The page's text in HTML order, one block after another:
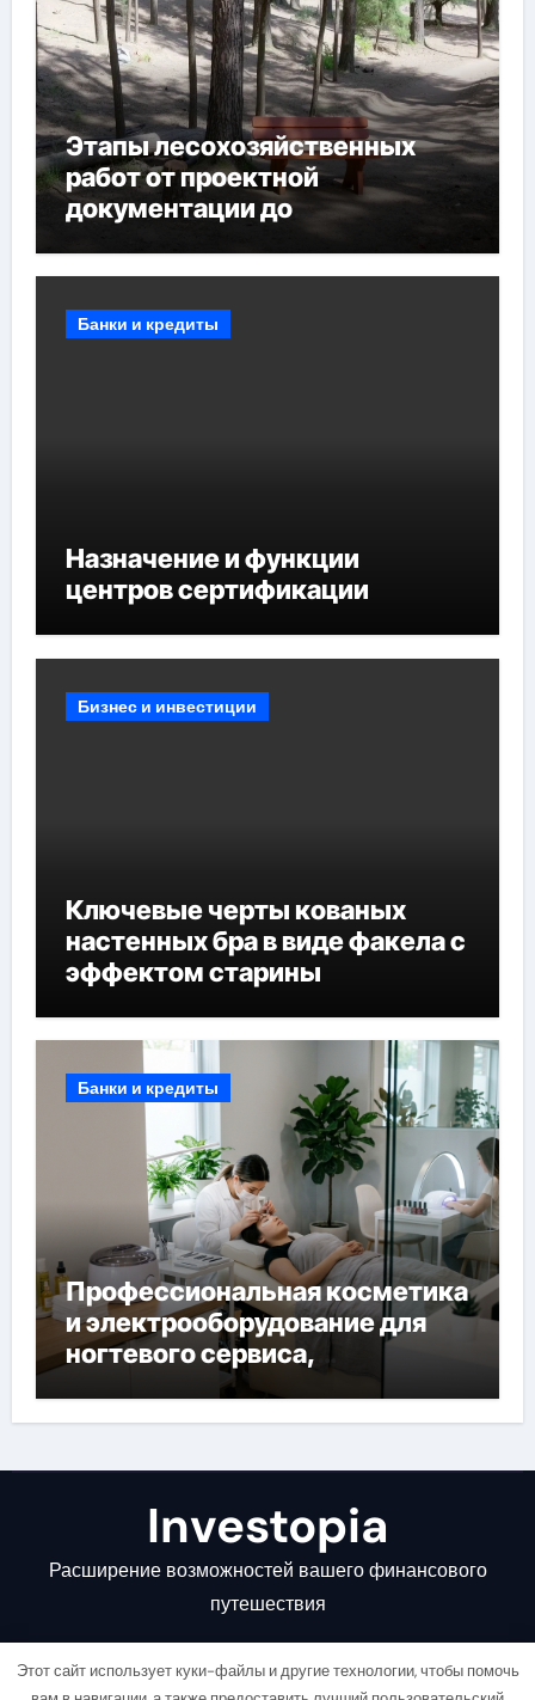
Этапы лесохозяйственных
работ от проектной
документации до
мероприятий и обустройства
Банки и кредиты
Назначение и функции
центров сертификации
Бизнес и инвестиции
Ключевые черты кованых
настенных бра в виде факела с
эффектом старины
Банки и кредиты
Профессиональная косметика
и электрооборудование для
ногтевого сервиса,
наращивания ресниц и
депиляции
Investopia
Расширение возможностей вашего финансового
путешествия
Этот сайт использует куки-файлы и другие технологии, чтобы помочь